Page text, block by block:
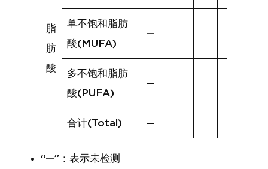
脂
肪
酸
单不饱和脂肪
酸(MUFA)
—
多不饱和脂肪
酸(PUFA)
—
合计(Total) —
“—”：表示未检测